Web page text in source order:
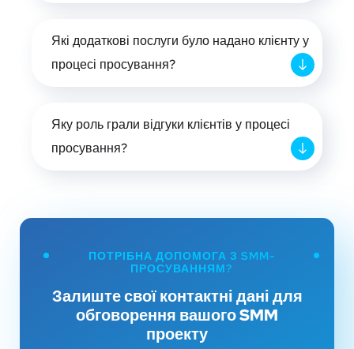
Які додаткові послуги було надано клієнту у
процесі просування?
Яку роль грали відгуки клієнтів у процесі
просування?
ПОТРІБНА ДОПОМОГА З SMM-
ПРОСУВАННЯМ?
Залиште свої контактні дані для
обговорення вашого SMM
проекту